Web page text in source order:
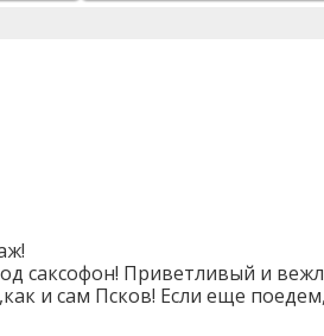
саксофон! Приветливый и
и сам Псков! Если еще